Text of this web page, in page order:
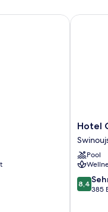
Hotel
Ogrody
Hotel
Pool
8.4
von
8,4
385
Hotel